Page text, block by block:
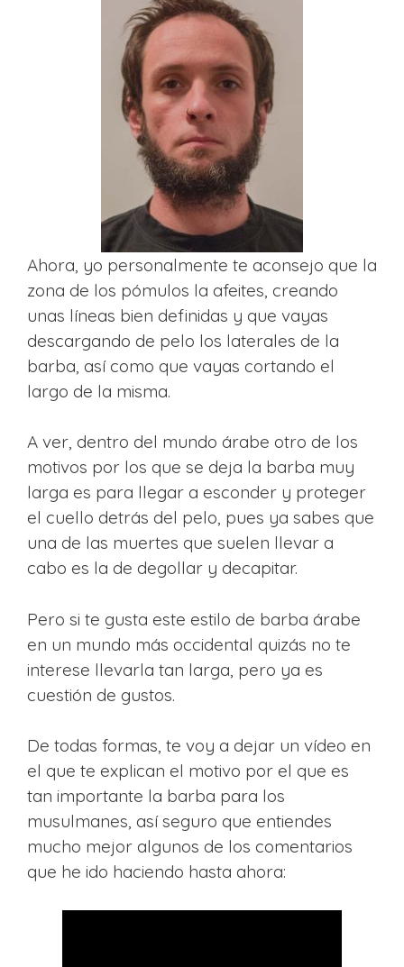
Ahora, yo personalmente te aconsejo que la
zona de los pómulos la afeites, creando
unas líneas bien definidas y que vayas
descargando de pelo los laterales de la
barba, así como que vayas cortando el
largo de la misma.
A ver, dentro del mundo árabe otro de los
motivos por los que se deja la barba muy
larga es para llegar a esconder y proteger
el cuello detrás del pelo, pues ya sabes que
una de las muertes que suelen llevar a
cabo es la de degollar y decapitar.
Pero si te gusta este estilo de barba árabe
en un mundo más occidental quizás no te
interese llevarla tan larga, pero ya es
cuestión de gustos.
De todas formas, te voy a dejar un vídeo en
el que te explican el motivo por el que es
tan importante la barba para los
musulmanes, así seguro que entiendes
mucho mejor algunos de los comentarios
que he ido haciendo hasta ahora: